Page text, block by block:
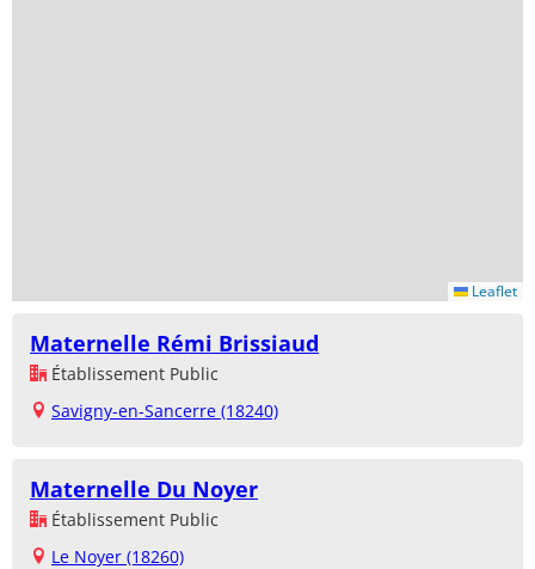
Leaflet
Maternelle Rémi Brissiaud
Établissement Public
Savigny-en-Sancerre (18240)
Maternelle Du Noyer
Établissement Public
Le Noyer (18260)